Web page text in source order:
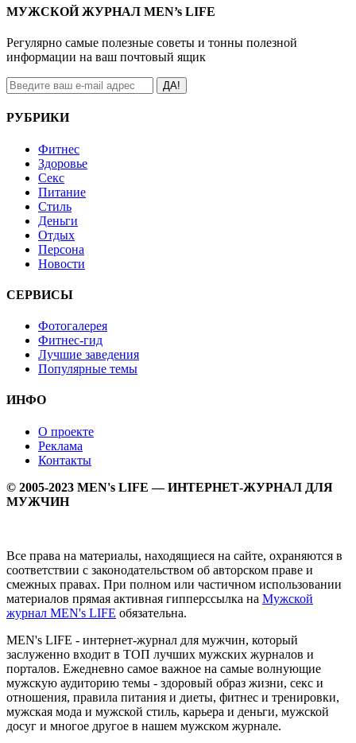
МУЖСКОЙ ЖУРНАЛ MEN’s LIFE
Регулярно самые полезные советы и тонны полезной
информации на ваш почтовый ящик
ДА!
РУБРИКИ
Фитнес
Здоровье
Секс
Питание
Стиль
Деньги
Отдых
Персона
Новости
СЕРВИСЫ
Фотогалерея
Фитнес-гид
Лучшие заведения
Популярные темы
ИНФО
О проекте
Реклама
Контакты
© 2005-2023 MEN's LIFE — ИНТЕРНЕТ-ЖУРНАЛ ДЛЯ
МУЖЧИН
Все права на материалы, находящиеся на сайте, охраняются в
соответствии с законодательством об авторском праве и
смежных правах. При полном или частичном использовании
материалов прямая активная гипперссылка на Мужской
журнал MEN's LIFE обязательна.
MEN's LIFE - интернет-журнал для мужчин, который
заслуженно входит в ТОП лучших мужских журналов и
порталов. Ежедневно самое важное на самые волнующие
мужскую аудиторию темы - здоровый образ жизни, секс и
отношения, правила питания и диеты, фитнес и тренировки,
мужская мода и мужской стиль, карьера и деньги, мужской
досуг и многое другое в нашем мужском журнале.